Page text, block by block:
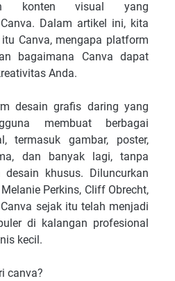
konten visual yang
Dalam artikel ini, kita
Canva, mengapa platform
bagaimana Canva dapat
Anda.
desain grafis daring yang
membuat berbagai
termasuk gambar, poster,
dan banyak lagi, tanpa
desain khusus. Diluncurkan
Perkins, Cliff Obrecht,
sejak itu telah menjadi
di kalangan profesional
kecil.
canva?